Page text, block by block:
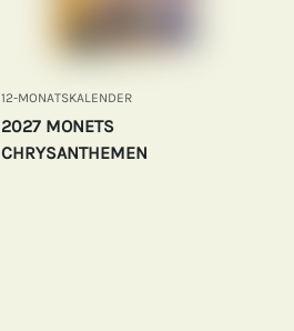
12-MONATSKALENDER
2027 MONETS
CHRYSANTHEMEN